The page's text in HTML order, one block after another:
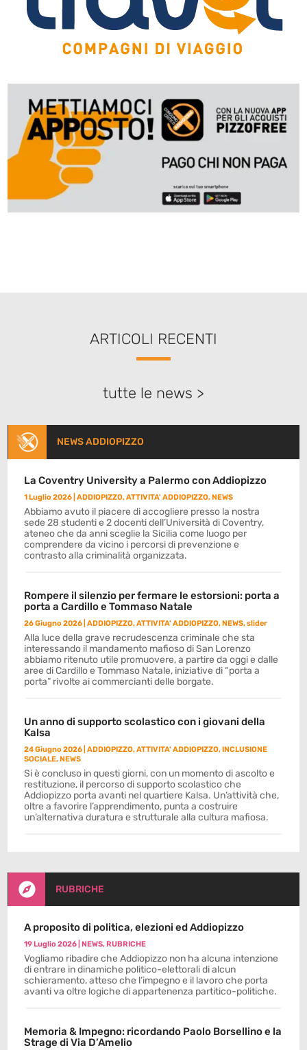
ARTICOLI RECENTI
tutte le news >
NEWS ADDIOPIZZO
La Coventry University a Palermo con Addiopizzo
1 Luglio 2026 |ADDIOPIZZO,ATTIVITA' ADDIOPIZZO,NEWS
Abbiamo avuto il piacere di accogliere presso la nostra
sede 28 studenti e 2 docenti dell’Università di Coventry,
ateneo che da anni sceglie la Sicilia come luogo per
comprendere da vicino i percorsi di prevenzione e
contrasto alla criminalità organizzata.
Rompere il silenzio per fermare le estorsioni: porta a
porta a Cardillo e Tommaso Natale
26 Giugno 2026 |ADDIOPIZZO,ATTIVITA' ADDIOPIZZO,NEWS,slider
Alla luce della grave recrudescenza criminale che sta
interessando il mandamento mafioso di San Lorenzo
abbiamo ritenuto utile promuovere, a partire da oggi e dalle
aree di Cardillo e Tommaso Natale, iniziative di “porta a
porta” rivolte ai commercianti delle borgate.
Un anno di supporto scolastico con i giovani della
Kalsa
24 Giugno 2026 |ADDIOPIZZO,ATTIVITA' ADDIOPIZZO,INCLUSIONE
SOCIALE,NEWS
Si è concluso in questi giorni, con un momento di ascolto e
restituzione, il percorso di supporto scolastico che
Addiopizzo porta avanti nel quartiere Kalsa. Un’attività che,
oltre a favorire l’apprendimento, punta a costruire
un’alternativa duratura e strutturale alla cultura mafiosa.
 RUBRICHE
A proposito di politica, elezioni ed Addiopizzo
19 Luglio 2026 |NEWS,RUBRICHE
Vogliamo ribadire che Addiopizzo non ha alcuna intenzione
di entrare in dinamiche politico-elettorali di alcun
schieramento, atteso che l’impegno e il lavoro che porta
avanti va oltre logiche di appartenenza partitico-politiche.
Memoria & Impegno: ricordando Paolo Borsellino e la
Strage di Via D’Amelio